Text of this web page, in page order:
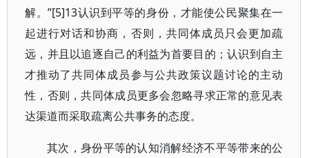
解。”[5]13认识到平等的身份，才能使公民聚集在一
起进行对话和协商，否则，共同体成员只会更加疏
远，并且以追逐自己的利益为首要目的；认识到自主
才推动了共同体成员参与公共政策议题讨论的主动
性，否则，共同体成员更多会忽略寻求正常的意见表
达渠道而采取疏离公共事务的态度。
其次，身份平等的认知消解经济不平等带来的公